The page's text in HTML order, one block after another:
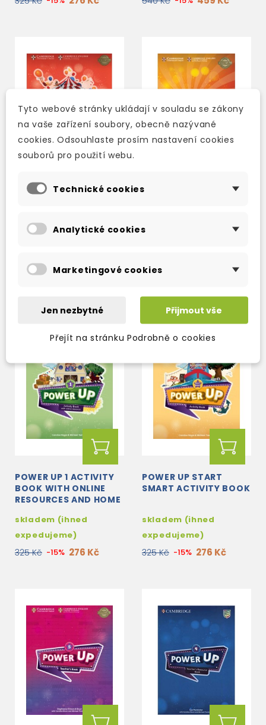
RESOURCES AND HOME
BOOKLET
325 Kč -15% 276 Kč 885 Kč
POWER UP 1 ACTIVITY
BOOK WITH ONLINE
RESOURCES AND HOME
skladem (ihned
expedujeme)
325 Kč -15% 276 Kč
POWER UP START
SMART ACTIVITY BOOK
skladem (ihned
expedujeme)
325 Kč -15% 276 Kč
Tyto webové stránky ukládají v souladu se zákony
na vaše zařízení soubory, obecně nazývané
cookies. Odsouhlaste prosím nastavení cookies
souborů pro použití webu.
Technické cookies
Analytické cookies
Marketingové cookies
Jen nezbytné Přijmout vše
Přejít na stránku Podrobně o cookies